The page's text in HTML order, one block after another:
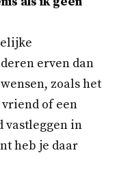
erven dan
zoals het
of een
vastleggen in
heb je daar